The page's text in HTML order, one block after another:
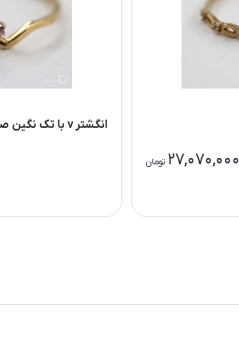
27,070,000 تومان
انگشتر v با تک نگین صورتی